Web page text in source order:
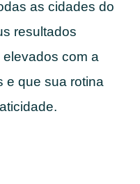
as cidades do
resultados
com a
e que sua rotina